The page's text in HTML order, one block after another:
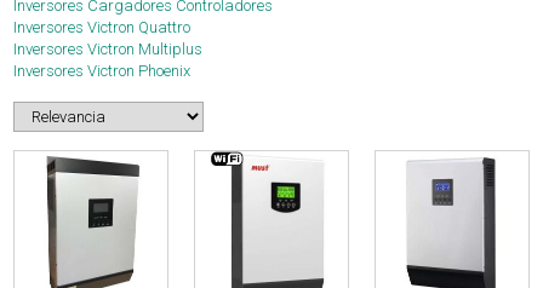
Inversores Cargadores Controladores
Inversores Victron Quattro
Inversores Victron Multiplus
Inversores Victron Phoenix